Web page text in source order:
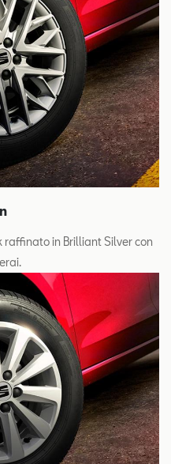
in Brilliant Silver con